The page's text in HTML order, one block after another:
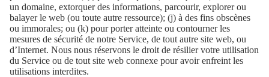
un domaine, extorquer des informations, parcourir, explorer ou
balayer le web (ou toute autre ressource); (j) à des fins obscènes
ou immorales; ou (k) pour porter atteinte ou contourner les
mesures de sécurité de notre Service, de tout autre site web, ou
d’Internet. Nous nous réservons le droit de résilier votre utilisation
du Service ou de tout site web connexe pour avoir enfreint les
utilisations interdites.